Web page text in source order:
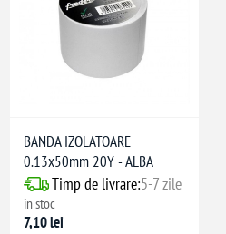
BANDA IZOLATOARE
0.13x50mm 20Y - ALBA
Timp de livrare:5-7 zile
în stoc
7,10 lei